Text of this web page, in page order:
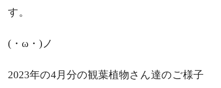
す。
(・ω・)ノ
2023年の4月分の観葉植物さん達のご様子